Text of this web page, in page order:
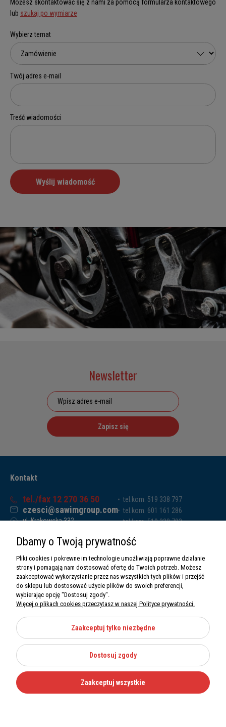
Możesz skontaktować się z nami za pomocą formularza kontaktowego
lub szukaj po wymiarze
Newsletter
Zapisz się
Kontakt
tel./fax 12 270 36 50
czesci@sawimgroup.com
ul. Krakowska 332,
Sawim Group Mariusz Zdyb sp. k.
NIP: 5130284470
REGON: 5246591010
tel.kom. 519 338 797
tel.kom. 601 161 286
tel.kom. 519 338 793
O nas
Informacje
Moje konto
Kategorie
Dbamy o Twoją prywatność
Pliki cookies i pokrewne im technologie umożliwiają poprawne działanie
strony i pomagają nam dostosować ofertę do Twoich potrzeb. Możesz
zaakceptować wykorzystanie przez nas wszystkich tych plików i przejść
do sklepu lub dostosować użycie plików do swoich preferencji,
wybierając opcję "Dostosuj zgody".
Więcej o plikach cookies przeczytasz w naszej Polityce prywatności.
Zaakceptuj tylko niezbędne
Dostosuj zgody
Zaakceptuj wszystkie